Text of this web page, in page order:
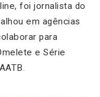
foi jornalista do
em agências
para
e Série